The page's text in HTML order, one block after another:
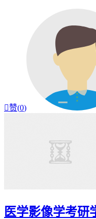
赞(0)
医学影像学考研